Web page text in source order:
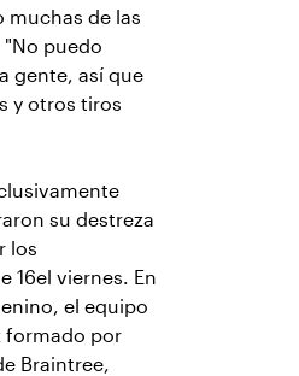
muchas de las
"No puedo
gente, así que
y otros tiros
su destreza
los
16el viernes. En
el equipo
formado por
Braintree,